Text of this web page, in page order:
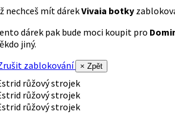
nechceš mít dárekVivaia botky
dárek pak bude moci koupit pro
jiný.
zablokování
× Zpět